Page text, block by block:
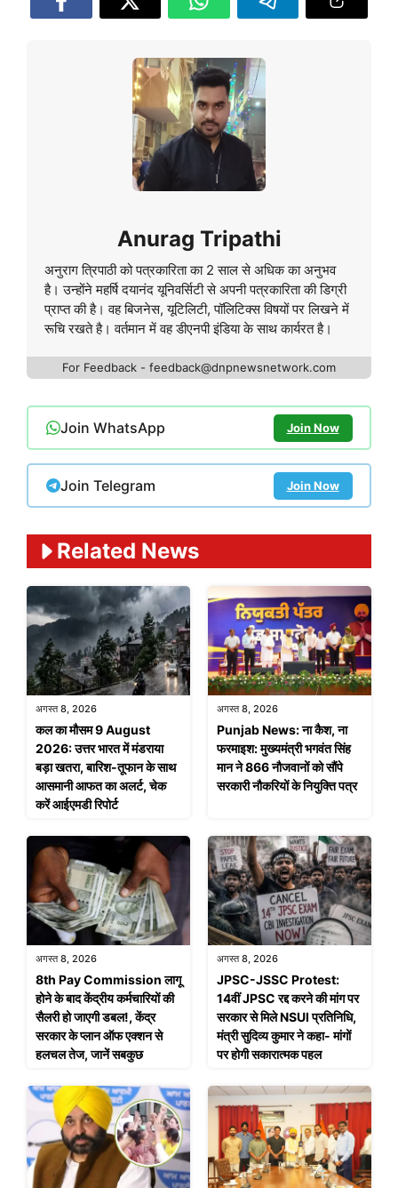
Anurag Tripathi
अनुराग त्रिपाठी को पत्रकारिता का 2 साल से अधिक का अनुभव
है। उन्होंने महर्षि दयानंद यूनिवर्सिटी से अपनी पत्रकारिता की डिग्री
प्राप्त की है। वह बिजनेस, यूटिलिटी, पॉलिटिक्स विषयों पर लिखने में
रूचि रखते है। वर्तमान में वह डीएनपी इंडिया के साथ कार्यरत है।
For Feedback - feedback@dnpnewsnetwork.com
Join WhatsApp Join Now
Join Telegram Join Now
Related News
अगस्त 8, 2026
कल का मौसम 9 August
2026: उत्तर भारत में मंडराया
बड़ा खतरा, बारिश-तूफान के साथ
आसमानी आफत का अलर्ट, चेक
करें आईएमडी रिपोर्ट
अगस्त 8, 2026
Punjab News: ना कैश, ना
फरमाइश: मुख्यमंत्री भगवंत सिंह
मान ने 866 नौजवानों को सौंपे
सरकारी नौकरियों के नियुक्ति पत्र
अगस्त 8, 2026
8th Pay Commission लागू
होने के बाद केंद्रीय कर्मचारियों की
सैलरी हो जाएगी डबल!, केंद्र
सरकार के प्लान ऑफ एक्शन से
हलचल तेज, जानें सबकुछ
अगस्त 8, 2026
JPSC-JSSC Protest:
14वीं JPSC रद्द करने की मांग पर
सरकार से मिले NSUI प्रतिनिधि,
मंत्री सुदिव्य कुमार ने कहा- मांगों
पर होगी सकारात्मक पहल